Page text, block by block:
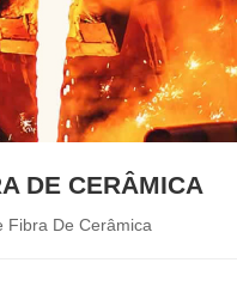
DE CERÂMICA
Fibra De Cerâmica